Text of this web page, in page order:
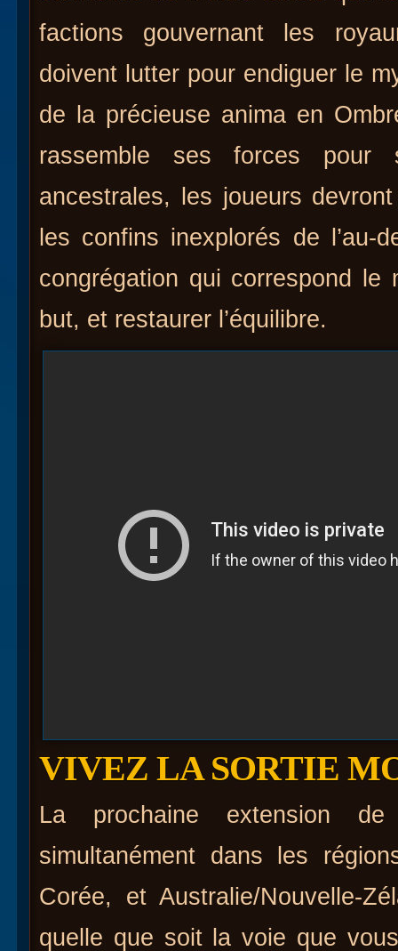
factions gouvernant les
doivent lutter pour endiguer le
de la précieuse anima en
rassemble ses forces
ancestrales, les joueurs
les confins inexplorés de l’au-
congrégation qui correspond
but, et restaurer l’équilibre.
VIVEZ LA SORTIE
La prochaine extension
simultanément dans les
Corée, et Australie/Nouvelle-
quelle que soit la voie que